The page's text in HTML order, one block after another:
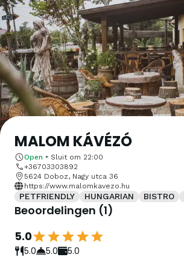
MALOM KÁVÉZÓ
Open • Sluit om 22:00
+36703303892
5624 Doboz, Nagy utca 36
https://www.malomkavezo.hu
PETFRIENDLY HUNGARIAN BISTRO
Beoordelingen (1)
5.0
5.0 5.0 5.0